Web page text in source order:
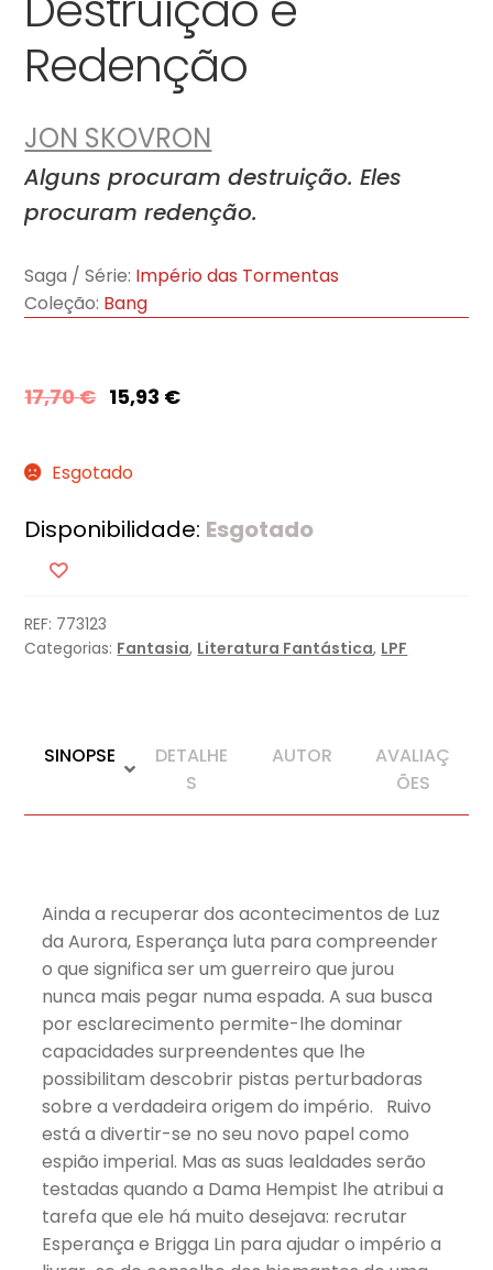
Redenção
JON SKOVRON
Alguns procuram destruição. Eles
procuram redenção.
Saga / Série: Império das Tormentas
Coleção: Bang
17,70€ 15,93 €
Esgotado
Disponibilidade: Esgotado
REF: 773123
Categorias: Fantasia, Literatura Fantástica, LPF
SINOPSE
DETALHE
S
AUTOR
AVALIAÇ
ÕES
Ainda a recuperar dos acontecimentos de Luz
da Aurora, Esperança luta para compreender
o que significa ser um guerreiro que jurou
nunca mais pegar numa espada. A sua busca
por esclarecimento permite-lhe dominar
capacidades surpreendentes que lhe
possibilitam descobrir pistas perturbadoras
sobre a verdadeira origem do império. Ruivo
está a divertir-se no seu novo papel como
espião imperial. Mas as suas lealdades serão
testadas quando a Dama Hempist lhe atribui a
tarefa que ele há muito desejava: recrutar
Esperança e Brigga Lin para ajudar o império a